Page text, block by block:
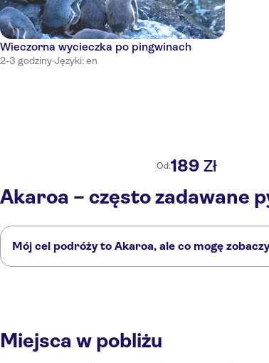
Wieczorna wycieczka po pingwinach
2-3 godziny·Języki: en
Od:189 Zł
Akaroa – często zadawane
Mój cel podróży to Akaroa, ale co mogę
Miejsca w pobliżu